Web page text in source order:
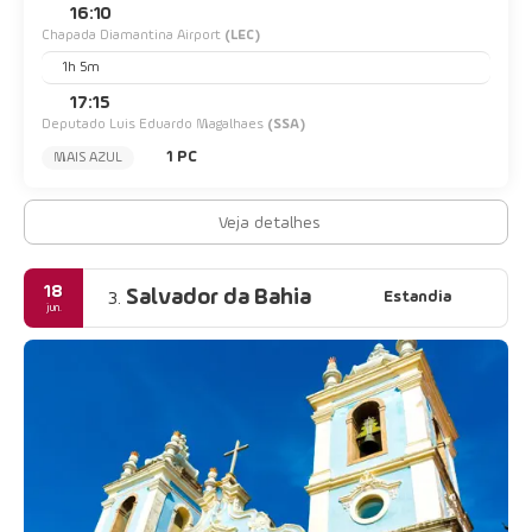
16:10
Chapada Diamantina Airport (LEC)
1h 5m
17:15
Deputado Luis Eduardo Magalhaes (SSA)
MAIS AZUL 1 PC
Veja detalhes
18
jun. 3. Salvador da Bahia Estandia